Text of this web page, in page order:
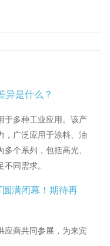
异是什么？
于多种工业应用。该产
，广泛应用于涂料、油
个系列，包括高光、
同需求。
圆满闭幕！期待再
应商共同参展，为来宾